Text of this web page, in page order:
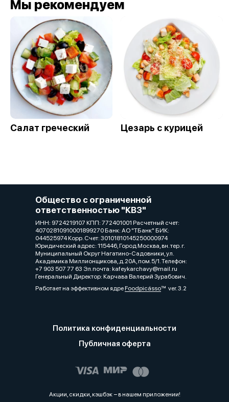
Мы рекомендуем
Салат греческий Цезарь с курицей
Общество с ограниченной
ответственностью "КВЗ"
ИНН: 9724219107 КПП: 772401001 Расчетный счет:
40702810910001899270 Банк: АО "ТБанк" БИК:
044525974 Корр. Счет: 30101810145250000974
Юридический адрес: 115446, Город Москва, вн. тер. г.
Муниципальный Округ Нагатино-Садовники, ул.
Академика Миллионщикова, д.20А, пом.5/1. Телефон:
+7 903 507 77 63 Эл.почта: kafeykarchavy@mail.ru
Генеральный Директор: Карчава Валерий Зурабович.
Работает на эффективном ядреFoodpicássover. 3.2
Политика конфиденциальности
Публичная оферта
Акции, скидки, кэшбэк − в нашем приложении!